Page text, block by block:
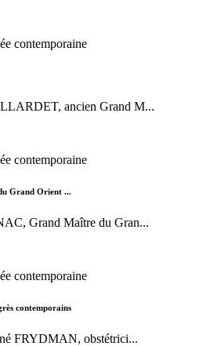
contemporaine
ancien Grand M...
contemporaine
Grand Orient ...
Grand Maître du Gran...
contemporaine
contemporains
FRYDMAN, obstétrici...